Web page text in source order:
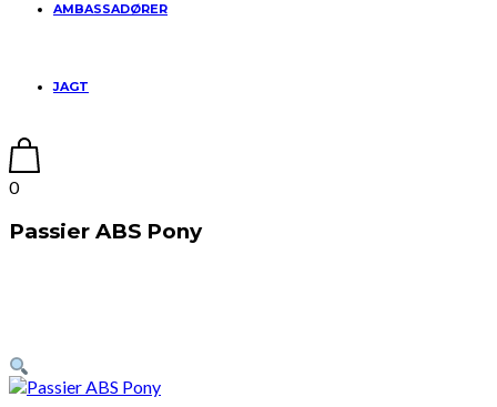
AMBASSADØRER
JAGT
0
Passier ABS Pony